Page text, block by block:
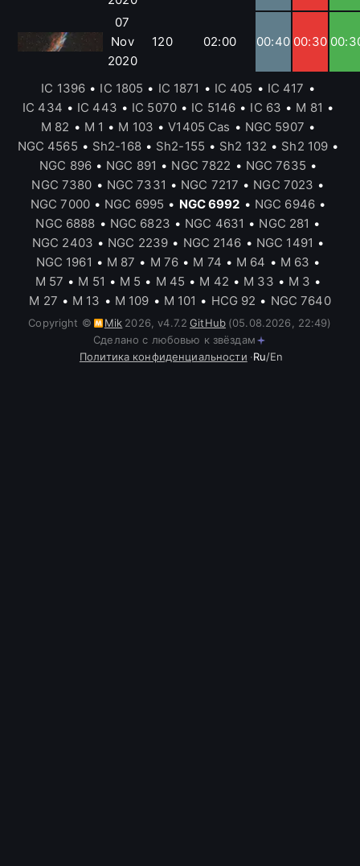
07
Nov
2020
120 02:00 00:40 00:30
IC 1396 • IC 1805 • IC 1871 • IC 405 • IC 417 •
IC 434 • IC 443 • IC 5070 • IC 5146 • IC 63 • M 81 •
M 82 • M 1 • M 103 • V1405 Cas • NGC 5907 •
NGC 4565 • Sh2-168 • Sh2-155 • Sh2 132 • Sh2 109 •
NGC 896 • NGC 891 • NGC 7822 • NGC 7635 •
NGC 7380 • NGC 7331 • NGC 7217 • NGC 7023 •
NGC 7000 • NGC 6995 • NGC 6992 • NGC 6946 •
NGC 6888 • NGC 6823 • NGC 4631 • NGC 281 •
NGC 2403 • NGC 2239 • NGC 2146 • NGC 1491 •
NGC 1961 • M 87 • M 76 • M 74 • M 64 • M 63 •
M 57 • M 51 • M 5 • M 45 • M 42 • M 33 • M 3 •
M 27 • M 13 • M 109 • M 101 • HCG 92 • NGC 7640
Copyright © Mik 2026 v4.7.2 GitHub (05.08.2026, 22:49)
Сделано с любовью к звёздам
Политика конфиденциальности ·Ru/En